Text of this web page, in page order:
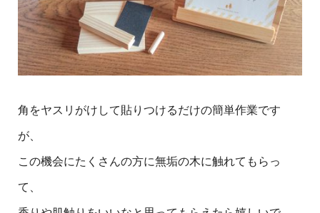
角をヤスリがけして貼りつけるだけの簡単作業です
が、
この機会にたくさんの方に無垢の木に触れてもらっ
て、